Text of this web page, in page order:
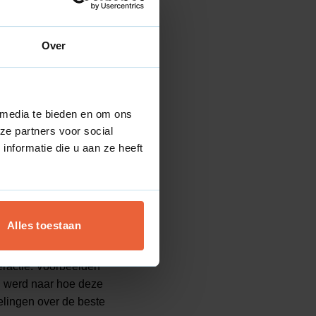
Over
te bieden en om ons
partners voor social
die u aan ze heeft
Alles toestaan
als klantgedrag,
prioriteiten te stellen
webshop. Deze
bij het vormen van
en
Voorbeelden
naar hoe deze
over de beste